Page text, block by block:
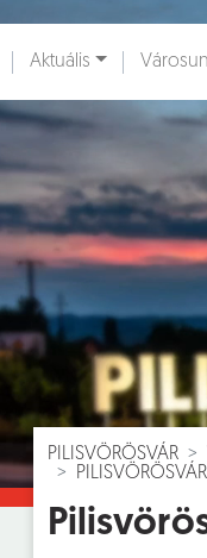
Aktuális
PILISVÖRÖSVÁR
Események []